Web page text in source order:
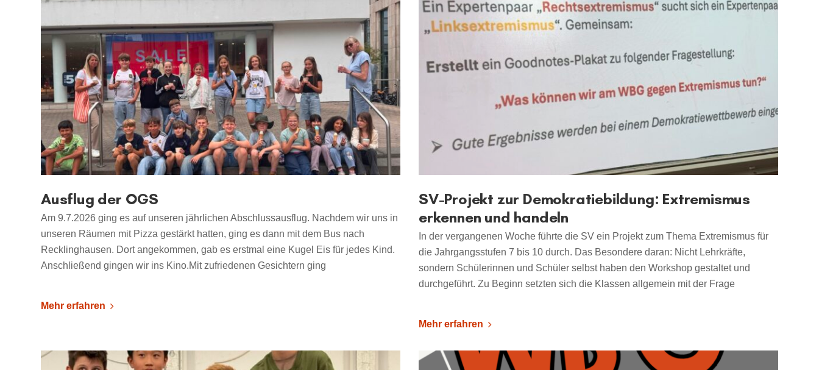
Ausflug der OGS
Am 9.7.2026 ging es auf unseren jährlichen Abschlussausflug. Nachdem wir uns in
unseren Räumen mit Pizza gestärkt hatten, ging es dann mit dem Bus nach
Recklinghausen. Dort angekommen, gab es erstmal eine Kugel Eis für jedes Kind.
Anschließend gingen wir ins Kino.Mit zufriedenen Gesichtern ging
Mehr erfahren
SV-Projekt zur Demokratiebildung: Extremismus
erkennen und handeln
In der vergangenen Woche führte die SV ein Projekt zum Thema Extremismus für
die Jahrgangsstufen 7 bis 10 durch. Das Besondere daran: Nicht Lehrkräfte,
sondern Schülerinnen und Schüler selbst haben den Workshop gestaltet und
durchgeführt. Zu Beginn setzten sich die Klassen allgemein mit der Frage
Mehr erfahren